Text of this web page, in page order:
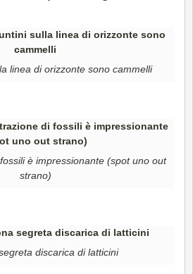
linea di orizzonte sono cammelli
è impressionante (spot uno out
strano)
discarica di latticini